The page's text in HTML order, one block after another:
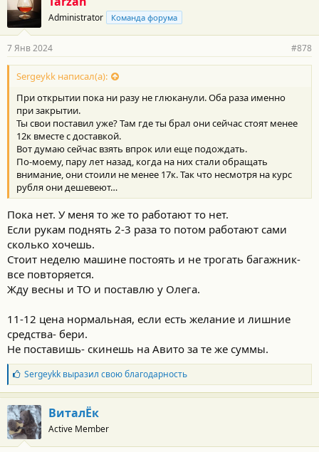
Administrator Команда форума
7 Янв 2024 #878
Sergeykk написал(а):
При открытии пока ни разу не глюканули. Оба раза именно
при закрытии.
Ты свои поставил уже? Там где ты брал они сейчас стоят менее
12к вместе с доставкой.
Вот думаю сейчас взять впрок или еще подождать.
По-моему, пару лет назад, когда на них стали обращать
внимание, они стоили не менее 17к. Так что несмотря на курс
рубля они дешевеют…
Пока нет. У меня то же то работают то нет.
Если рукам поднять 2-3 раза то потом работают сами
сколько хочешь.
Стоит неделю машине постоять и не трогать багажник-
все повторяется.
Жду весны и ТО и поставлю у Олега.
11-12 цена нормальная, если есть желание и лишние
средства- бери.
Не поставишь- скинешь на Авито за те же суммы.
Б
л
а
г
о
д
а
Sergeykkвыразил свою благодарность
ВиталЁк
Active Member